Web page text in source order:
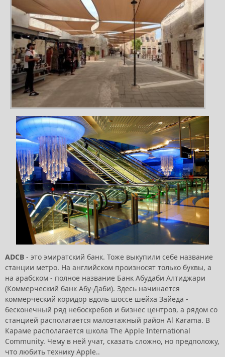
ADCB - это эмиратский банк. Тоже выкупили себе название
станции метро. На английском произносят только буквы, а
на арабском - полное название Банк Абудаби Алтиджари
(Коммерческий банк Абу-Даби). Здесь начинается
коммерческий коридор вдоль шоссе шейха Зайеда -
бесконечный ряд небоскребов и бизнес центров, а рядом со
станцией располагается малоэтажный район Al Karama. В
Караме располагается школа The Apple International
Community. Чему в ней учат, сказать сложно, но предположу,
что любить технику Apple..